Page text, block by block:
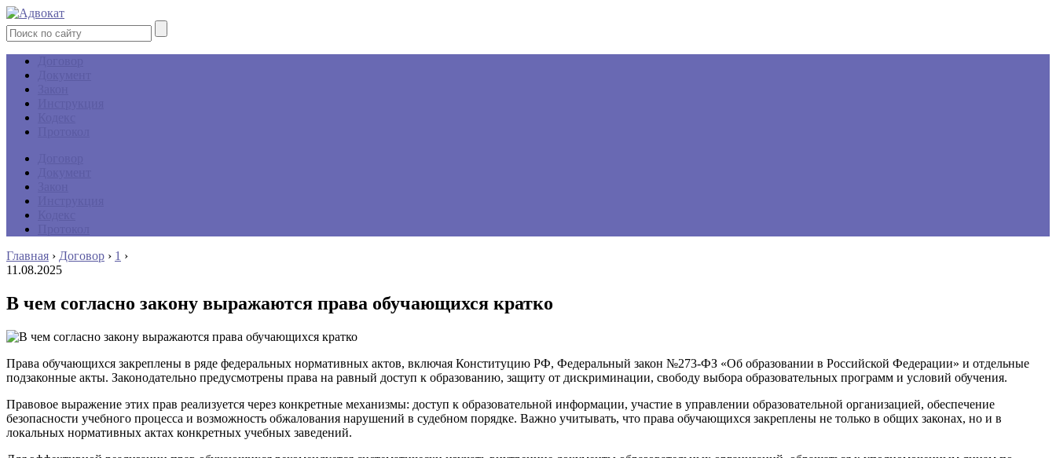
Главная › Договор › 1 ›
11.08.2025
В чем согласно закону выражаются права обучающихся кратко
Права обучающихся закреплены в ряде федеральных нормативных актов, включая Конституцию РФ, Федеральный закон №273-ФЗ «Об образовании в Российской Федерации» и отдельные
подзаконные акты. Законодательно предусмотрены права на равный доступ к образованию, защиту от дискриминации, свободу выбора образовательных программ и условий обучения.
Правовое выражение этих прав реализуется через конкретные механизмы: доступ к образовательной информации, участие в управлении образовательной организацией, обеспечение
безопасности учебного процесса и возможность обжалования нарушений в судебном порядке. Важно учитывать, что права обучающихся закреплены не только в общих законах, но и в
локальных нормативных актах конкретных учебных заведений.